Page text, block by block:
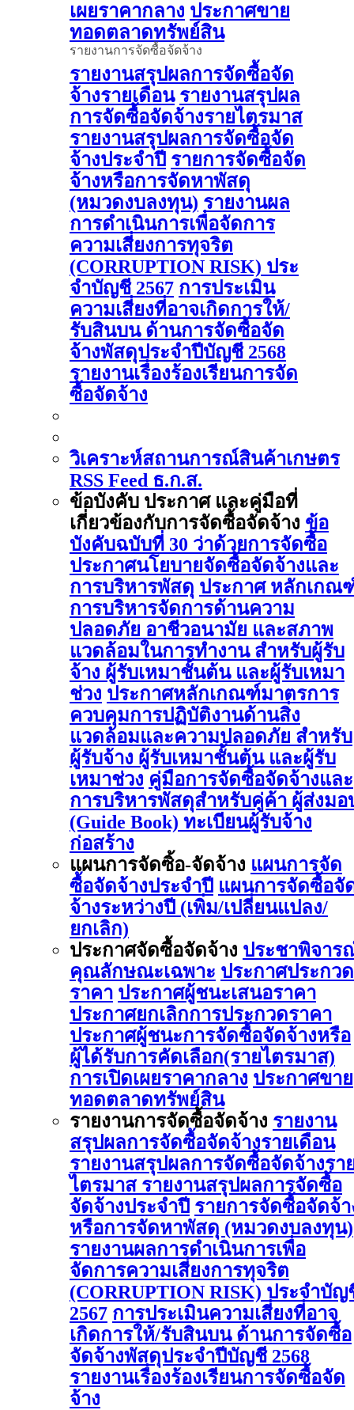
เผยราคากลาง ประกาศขาย
ทอดตลาดทรัพย์สิน
รายงานการจัดซื้อจัดจ้าง
รายงานสรุปผลการจัดซื้อจัด
จ้างรายเดือน รายงานสรุปผล
การจัดซื้อจัดจ้างรายไตรมาส
รายงานสรุปผลการจัดซื้อจัด
จ้างประจำปี รายการจัดซื้อจัด
จ้างหรือการจัดหาพัสดุ
(หมวดงบลงทุน) รายงานผล
การดําเนินการเพื่อจัดการ
ความเสี่ยงการทุจริต
(CORRUPTION RISK) ประ
จําบัญชี 2567 การประเมิน
ความเสี่ยงที่อาจเกิดการให้/
รับสินบน ด้านการจัดซื้อจัด
จ้างพัสดุประจําปีบัญชี 2568
รายงานเรื่องร้องเรียนการจัด
ซื้อจัดจ้าง
วิเคราะห์สถานการณ์สินค้าเกษตร
RSS Feed ธ.ก.ส.
ข้อบังคับ ประกาศ และคู่มือที่
เกี่ยวข้องกับการจัดซื้อจัดจ้าง ข้อ
บังคับฉบับที่ 30 ว่าด้วยการจัดซื้อ
ประกาศนโยบายจัดซื้อจัดจ้างและ
การบริหารพัสดุ ประกาศ หลักเกณ
การบริหารจัดการด้านความ
ปลอดภัย อาชีวอนามัย และสภาพ
แวดล้อมในการทำงาน สำหรับผู้รับ
จ้าง ผู้รับเหมาชั้นต้น และผู้รับเหมา
ช่วง ประกาศหลักเกณฑ์มาตรการ
ควบคุมการปฏิบัติงานด้านสิ่ง
แวดล้อมและความปลอดภัย สำหรับ
ผู้รับจ้าง ผู้รับเหมาชั้นต้น และผู้รับ
เหมาช่วง คู่มือการจัดซื้อจัดจ้างและ
การบริหารพัสดุสำหรับคู่ค้า ผู้ส่งมอ
(Guide Book) ทะเบียนผู้รับจ้าง
ก่อสร้าง
แผนการจัดซิ้อ-จัดจ้าง แผนการจัด
ซื้อจัดจ้างประจำปี แผนการจัดซื้อจั
จ้างระหว่างปี (เพิ่ม/เปลี่ยนแปลง/
ยกเลิก)
ประกาศจัดซื้อจัดจ้าง ประชาพิจาร
คุณลักษณะเฉพาะ ประกาศประกวด
ราคา ประกาศผู้ชนะเสนอราคา
ประกาศยกเลิกการประกวดราคา
ประกาศผู้ชนะการจัดซื้อจัดจ้างหรือ
ผู้ได้รับการคัดเลือก(รายไตรมาส)
การเปิดเผยราคากลาง ประกาศขาย
ทอดตลาดทรัพย์สิน
รายงานการจัดซื้อจัดจ้าง รายงาน
สรุปผลการจัดซื้อจัดจ้างรายเดือน
รายงานสรุปผลการจัดซื้อจัดจ้างรา
ไตรมาส รายงานสรุปผลการจัดซื้อ
จัดจ้างประจำปี รายการจัดซื้อจัดจ้า
หรือการจัดหาพัสดุ (หมวดงบลงทุน)
รายงานผลการดําเนินการเพื่อ
จัดการความเสี่ยงการทุจริต
(CORRUPTION RISK) ประจําบัญ
2567 การประเมินความเสี่ยงที่อาจ
เกิดการให้/รับสินบน ด้านการจัดซื้อ
จัดจ้างพัสดุประจําปีบัญชี 2568
รายงานเรื่องร้องเรียนการจัดซื้อจัด
จ้าง